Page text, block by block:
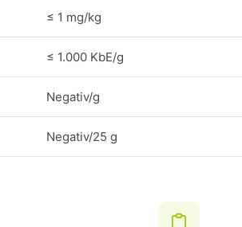
≤ 1 mg/kg
≤ 1.000 KbE/g
Negativ/g
Negativ/25 g